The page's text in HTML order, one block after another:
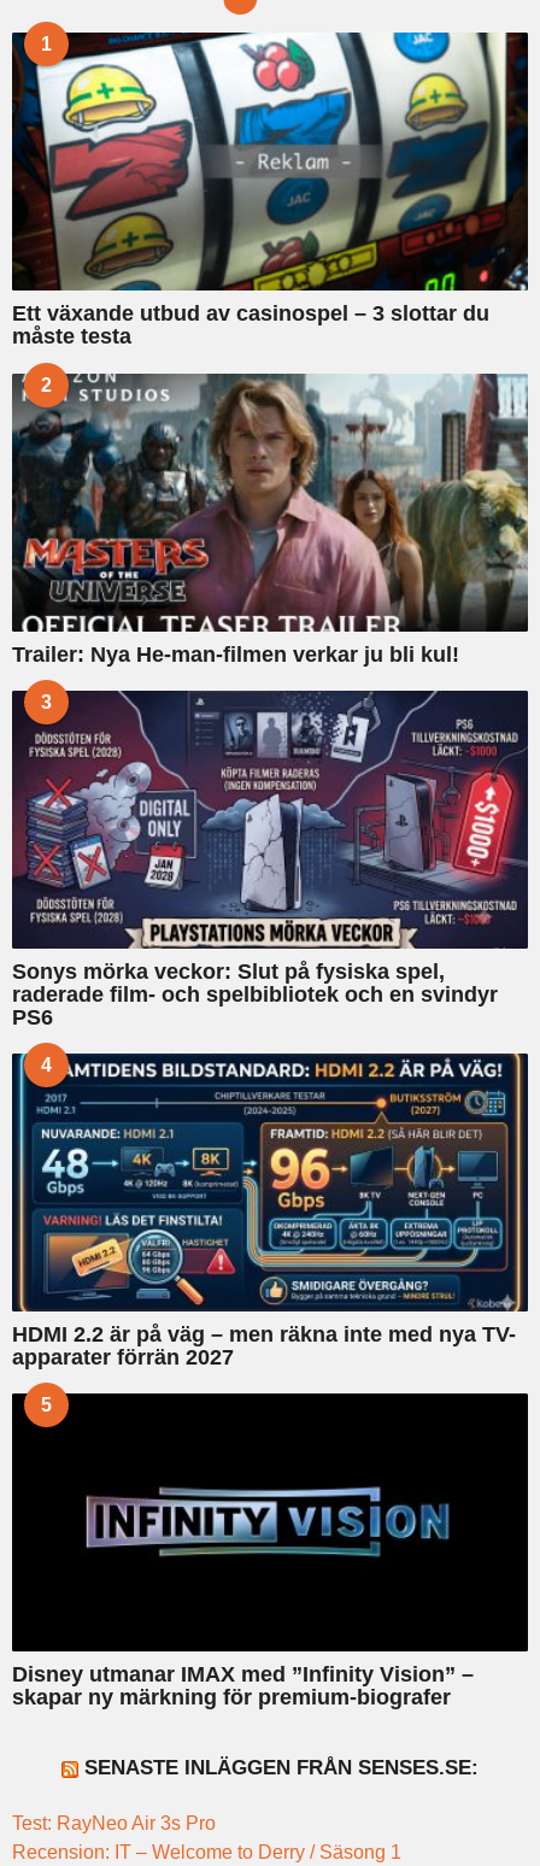
o
1
Ett växande utbud av casinospel – 3 slottar du
måste testa
2
Trailer: Nya He-man-filmen verkar ju bli kul!
3
Sonys mörka veckor: Slut på fysiska spel,
raderade film- och spelbibliotek och en svindyr
PS6
4
HDMI 2.2 är på väg – men räkna inte med nya TV-
apparater förrän 2027
5
Disney utmanar IMAX med ”Infinity Vision” –
skapar ny märkning för premium-biografer
SENASTE INLÄGGEN FRÅN SENSES.SE:
Test: RayNeo Air 3s Pro
Recension: IT – Welcome to Derry / Säsong 1